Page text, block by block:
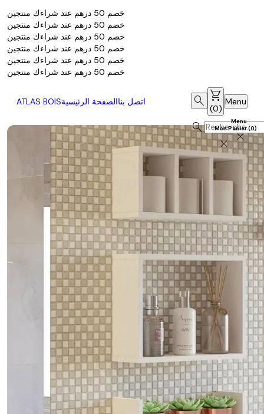
خصم 50 درهم عند شراءك منتجين
خصم 50 درهم عند شراءك منتجين
خصم 50 درهم عند شراءك منتجين
خصم 50 درهم عند شراءك منتجين
خصم 50 درهم عند شراءك منتجين
خصم 50 درهم عند شراءك منتجين
الصفحة الرئيسيةاتصل بنا ATLAS BOIS
search
search
shopping_cart
(0)
Mon Panier(0)
close
Menu
Menu
close